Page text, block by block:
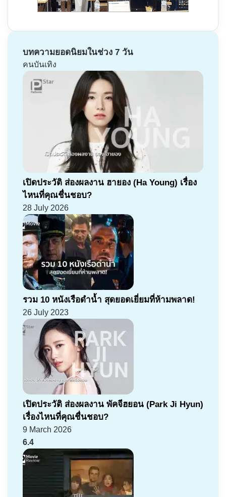
บทความยอดนิยมในช่วง 7 วัน
คนบันเทิง
เปิดประวัติ ส่องผลงาน ฮายอง (Ha Young) เรื่อง
ไหนที่คุณชื่นชอบ?
28 July 2026
รวม 10 หนังเรือดำน้ำ สุดยอดเยี่ยมที่ห้ามพลาด!
26 July 2023
เปิดประวัติ ส่องผลงาน พัคจีฮยอน (Park Ji Hyun)
เรื่องไหนที่คุณชื่นชอบ?
9 March 2026
6.4